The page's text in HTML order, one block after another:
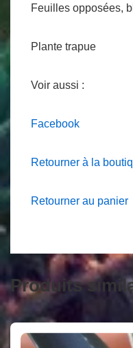
Feuilles opposées,
Plante trapue
Voir aussi :
Facebook
Retourner à la
Retourner au panier
Produits